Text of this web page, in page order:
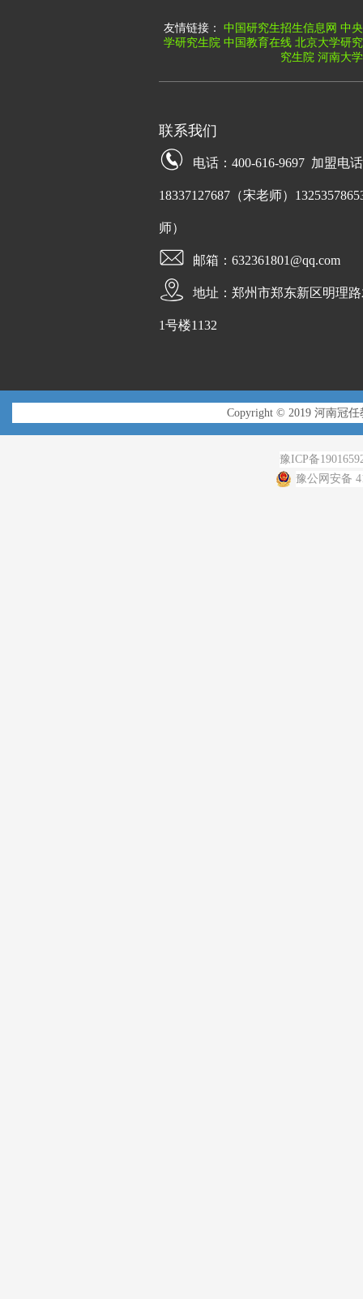
友情链接： 中国研究生招生信息网 中
学研究生院 中国教育在线 北京大学研
究生院 河南大
联系我们
电话：400-616-9697 加盟电
18337127687（宋老师）
师）
邮箱：632361801@qq.com
地址：郑州市郑东新区明理
1号楼1132
Copyright © 2019 河南冠任
豫ICP备
豫公网安备